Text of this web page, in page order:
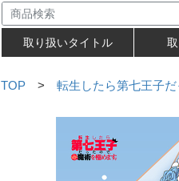
取り扱いタイトル
TOP > 転生したら第七王子